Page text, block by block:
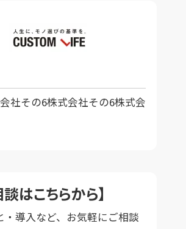
社その6株式会社その6株式会
談はこちらから】
・導入など、お気軽にご相談